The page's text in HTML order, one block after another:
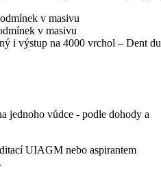
v masivu
v masivu
i výstup na 4000 vrchol – Dent du
jednoho vůdce - podle dohody a
UIAGM nebo aspirantem